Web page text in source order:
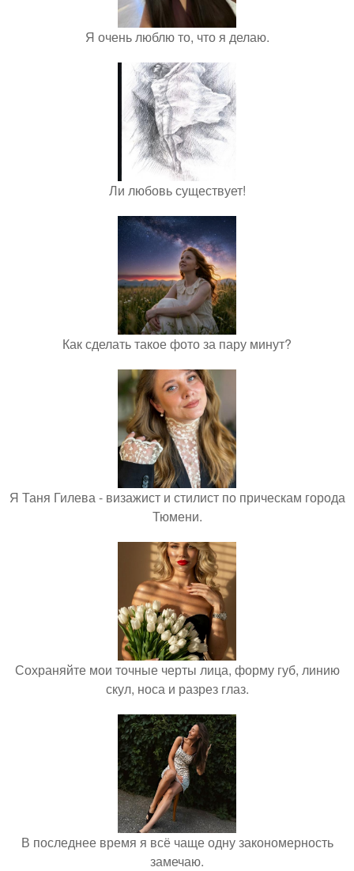
Я очень люблю то, что я делаю.
Ли любовь существует!
Как сделать такое фото за пару минут?
Я Таня Гилева - визажист и стилист по прическам города
Тюмени.
Сохраняйте мои точные черты лица, форму губ, линию
скул, носа и разрез глаз.
В последнее время я всё чаще одну закономерность
замечаю.